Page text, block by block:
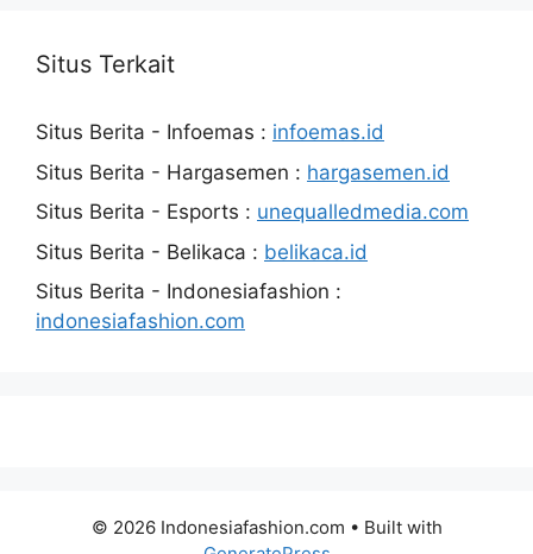
Situs Terkait
Situs Berita - Infoemas : infoemas.id
Situs Berita - Hargasemen : hargasemen.id
Situs Berita - Esports : unequalledmedia.com
Situs Berita - Belikaca : belikaca.id
Situs Berita - Indonesiafashion :
indonesiafashion.com
© 2026 Indonesiafashion.com • Built with